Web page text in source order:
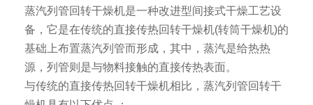
蒸汽列管回转干燥机是一种改进型间接式干燥工艺设
备，它是在传统的直接传热回转干燥机(转筒干燥机)的
基础上布置蒸汽列管而形成，其中，蒸汽是给热热
源，列管则是与物料接触的直接传热表面。
与传统的直接传热回转干燥机相比，蒸汽列管回转干